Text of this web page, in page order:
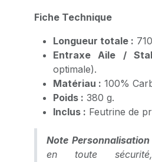
Fiche Technique
Longueur totale :
Entraxe Aile /
optimale).
Matériau : 100%
Poids : 380 g.
Inclus : Feutrine de
Note Personnalisation
en toute